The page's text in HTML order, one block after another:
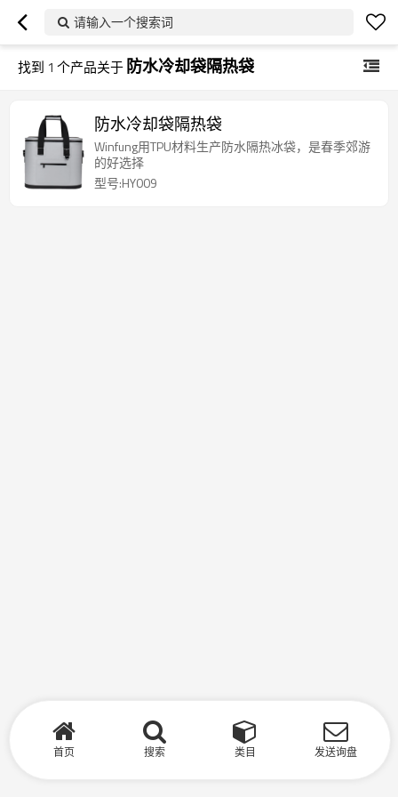
请输入一个搜索词
找到 1 个产品关于防水冷却袋隔热袋
防水冷却袋隔热袋
Winfung用TPU材料生产防水隔热冰袋，是春季郊游
的好选择
型号:HY009
首页 搜索 类目 发送询盘